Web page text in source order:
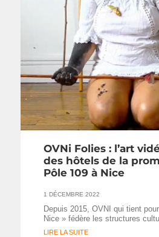
OVNi Folies : l’art
des hôtels de la
Pôle 109 à Nice
1 DÉCEMBRE 2022
Depuis 2015, OVNI qui tient
Nice » fédère les structures
LIRE LA SUITE